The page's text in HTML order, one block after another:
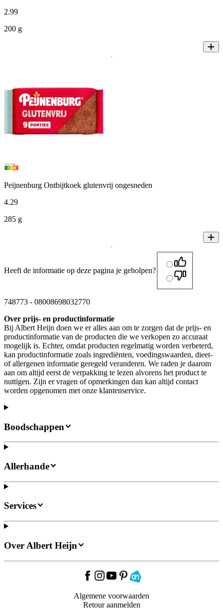
2.99
200 g
Peijnenburg Ontbijtkoek glutenvrij ongesneden
4.29
285 g
Heeft de informatie op deze pagina je geholpen?
748773 - 08008698032770
Over prijs- en productinformatie
Bij Albert Heijn doen we er alles aan om te zorgen dat de prijs- en
productinformatie van de producten die we verkopen zo accuraat
mogelijk is. Echter, omdat producten regelmatig worden verbeterd,
kan productinformatie zoals ingrediënten, voedingswaarden, dieet-
of allergenen informatie geregeld veranderen. We raden je daarom
aan om altijd eerst de verpakking te lezen alvorens het product te
nuttigen. Zijn er vragen of opmerkingen dan kan altijd contact
worden opgenomen met onze klantenservice.
Boodschappen
Allerhande
Services
Over Albert Heijn
Algemene voorwaarden
Retour aanmelden